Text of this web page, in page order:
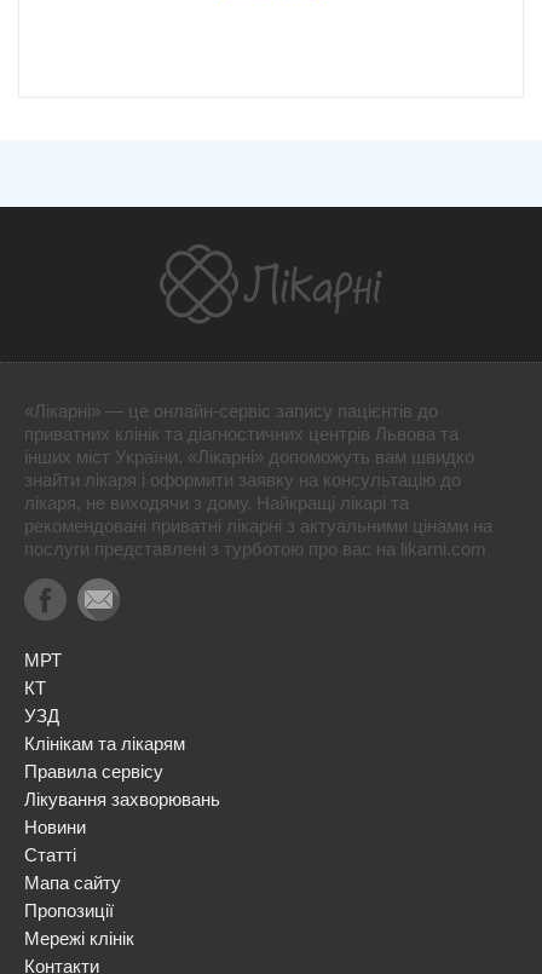
«Лікарні» — це онлайн-сервіс запису пацієнтів до
приватних клінік та діагностичних центрів Львова та
інших міст України. «Лікарні» допоможуть вам швидко
знайти лікаря і оформити заявку на консультацію до
лікаря, не виходячи з дому. Найкращі лікарі та
рекомендовані приватні лікарні з актуальними цінами на
послуги представлені з турботою про вас на likarni.com
МРТ
КТ
УЗД
Клінікам та лікарям
Правила сервісу
Лікування захворювань
Новини
Статті
Мапа сайту
Пропозиції
Мережі клінік
Контакти